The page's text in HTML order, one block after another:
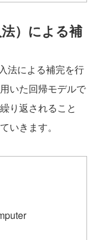
）による補
法による補完を行
いた回帰モデルで
り返されること
いきます。